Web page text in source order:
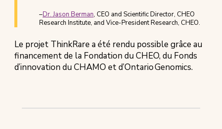
–Dr. Jason Berman, CEO and Scientific Director, CHEO
Research Institute, and Vice-President Research, CHEO.
Le projet ThinkRare a été rendu possible grâce au
financement de la Fondation du CHEO, du Fonds
d’innovation du CHAMO et d’Ontario Genomics.